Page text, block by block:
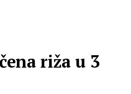
riža u 3